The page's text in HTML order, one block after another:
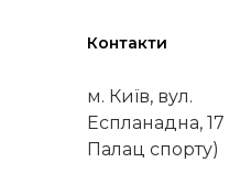
Контакти
м. Київ, вул.
Еспланадна,
Палац спорту)